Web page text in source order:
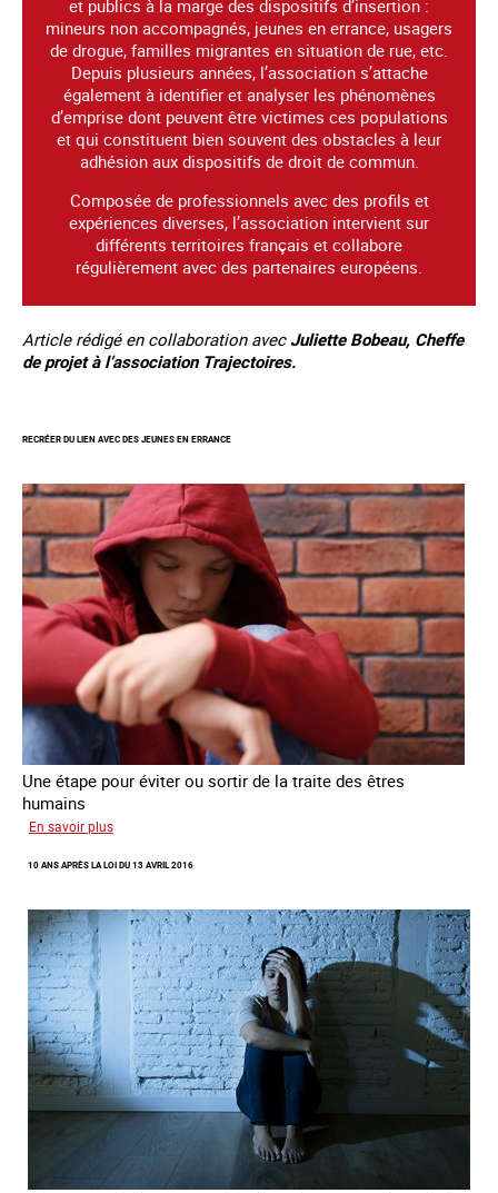
et publics à la marge des dispositifs d’insertion :
mineurs non accompagnés, jeunes en errance, usagers
de drogue, familles migrantes en situation de rue, etc.
Depuis plusieurs années, l’association s’attache
également à identifier et analyser les phénomènes
d’emprise dont peuvent être victimes ces populations
et qui constituent bien souvent des obstacles à leur
adhésion aux dispositifs de droit de commun.
Composée de professionnels avec des profils et
expériences diverses, l’association intervient sur
différents territoires français et collabore
régulièrement avec des partenaires européens.
Article rédigé en collaboration avec Juliette Bobeau, Cheffe
de projet à l’association Trajectoires.
RECRÉER DU LIEN AVEC DES JEUNES EN ERRANCE
Une étape pour éviter ou sortir de la traite des êtres
humains
En savoir plus
du
avec
des
jeunes
errance
10 ANS APRÈS LA LOI DU 13 AVRIL 2016